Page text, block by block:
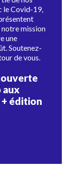
le Covid-19,
mission
une
Soutenez-
de vous.
aux
édition